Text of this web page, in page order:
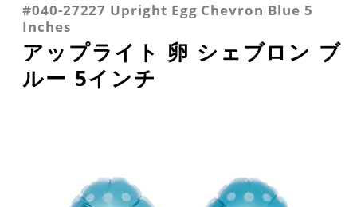
#040-27227 Upright Egg Chevron Blue 5
Inches
アップライト 卵 シェブロン ブ
ルー 5インチ